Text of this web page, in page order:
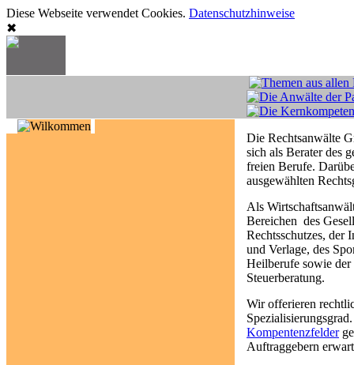
Diese Webseite verwendet Cookies. Datenschutzhinweise
✖
Die Rechtsanwälte
sich als Berater des
freien Berufe.
ausgewählten
Als
Bereichen des
Rechtsschutzes, der
und Verlage, des
Heilberufe sowie der
Steuerberatung.
Wir offerieren
Kompentenzfelder
Auftraggebern